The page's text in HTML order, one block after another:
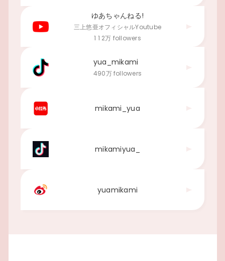
ゆあちゃんねる!
三上悠亜オフィシャルYoutube
1 1 2万 followers
yua_mikami
490万 followers
mikami_yua
mikamiyua_
yuamikami